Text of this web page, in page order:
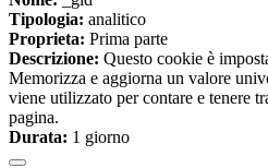
Tipologia: analitico
Proprieta: Prima parte
Descrizione: Questo cookie è
Memorizza e aggiorna un valore
viene utilizzato per contare e tenere
pagina.
Durata: 1 giorno